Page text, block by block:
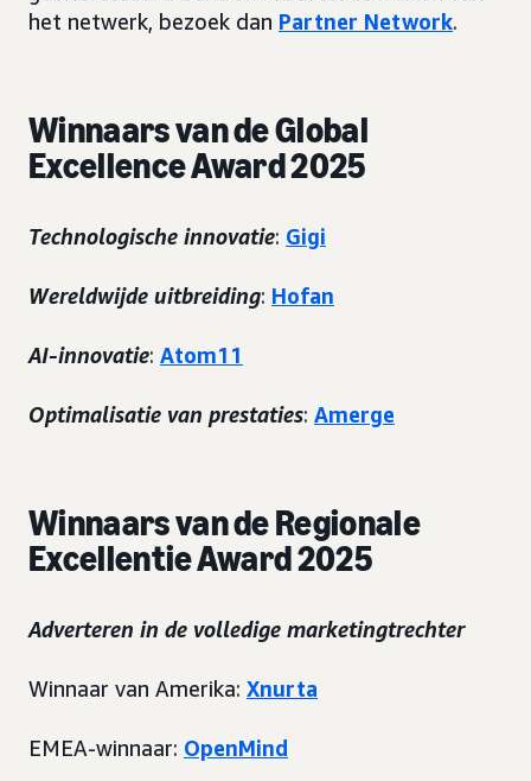
het netwerk, bezoek dan Partner Network.
Winnaars van de Global
Excellence Award 2025
Technologische innovatie: Gigi
Wereldwijde uitbreiding: Hofan
AI-innovatie: Atom11
Optimalisatie van prestaties: Amerge
Winnaars van de Regionale
Excellentie Award 2025
Adverteren in de volledige marketingtrechter
Winnaar van Amerika: Xnurta
EMEA-winnaar: OpenMind